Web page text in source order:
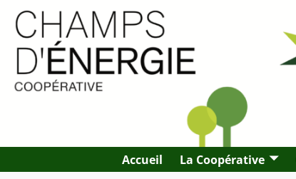
Accueil La Coopérative